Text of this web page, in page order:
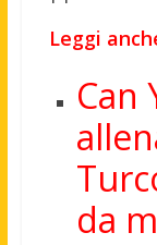
Leggi
Can
da